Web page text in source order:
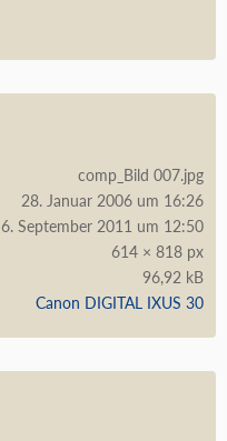
comp_Bild 007.jpg
28. Januar 2006 um 16:26
6. September 2011 um 12:50
614 × 818 px
96,92 kB
Canon DIGITAL IXUS 30